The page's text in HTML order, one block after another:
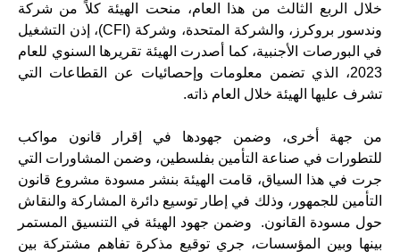
خلال الربع الثالث من هذا العام، منحت الهيئة كلاً من شركة
وندسور بروكرز، والشركة المتحدة، وشركة (CFI)، إذن التشغيل
في البورصات الأجنبية، كما أصدرت الهيئة تقريرها السنوي للعام
2023، الذي تضمن معلومات وإحصائيات عن القطاعات التي
تشرف عليها الهيئة خلال العام ذاته.
من جهة أخرى، وضمن جهودها في إقرار قانون مواكب
للتطورات في صناعة التأمين بفلسطين، وضمن المشاورات التي
جرت في هذا السياق، قامت الهيئة بنشر مسودة مشروع قانون
التأمين للجمهور، وذلك في إطار توسيع دائرة المشاركة والنقاش
حول مسودة القانون. وضمن جهود الهيئة في التنسيق المستمر
بينها وبين المؤسسات، جري توقيع مذكرة تفاهم مشتركة بين